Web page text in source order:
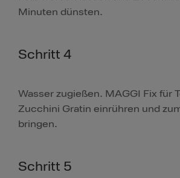
Minuten dünsten.
Schritt 4
Wasser zugießen. MAGGI Fix für
Zucchini Gratin einrühren und
bringen.
Schritt 5